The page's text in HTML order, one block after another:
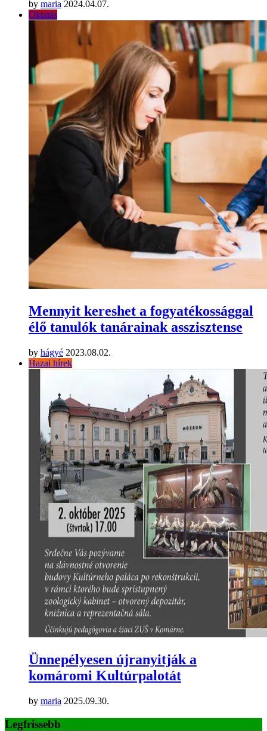
by maria 2024.04.07.
Oktatás
Mennyit kereshet a fogyatékossággal
élő tanulók tanárainak asszisztense
by hágyé 2023.08.02.
Hazai hírek
Ünnepélyesen újranyitják a
komáromi Kultúrpalotát
by maria 2025.09.30.
Legfrissebb